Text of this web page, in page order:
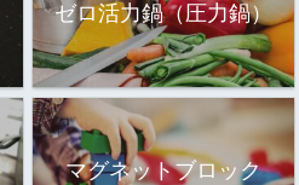
ゼロ活力鍋（圧力鍋）
マグネットブロック